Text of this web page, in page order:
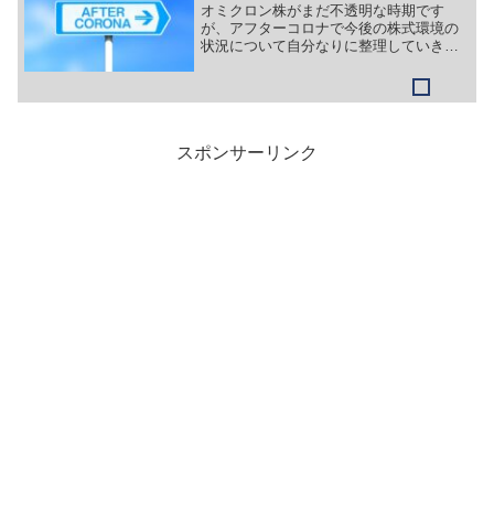
オミクロン株がまだ不透明な時期です
が、アフターコロナで今後の株式環境の
状況について自分なりに整理していきた
ころはあるとおもいますので、みなさん
の整理にも役立てていただければ幸いで
スポンサーリンク